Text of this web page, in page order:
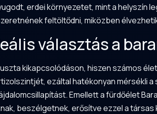
erdei környezetet, mint a helyszín
feltöltődni, miközben
választás a
kikapcsolódáson, hiszen számos
ezáltal hatékonyan mérsékli
Emellett a fürdőélet
beszélgetnek, erősítve ezzel a